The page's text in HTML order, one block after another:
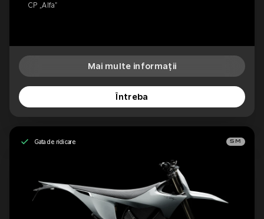
CP „Alfa”
Mai multe informații
Întreba
Gata de ridicare SM